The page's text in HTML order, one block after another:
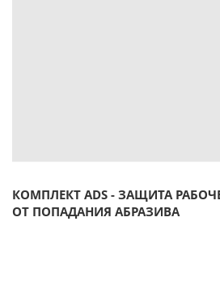
КОМПЛЕКТ ADS - ЗАЩИТА
ОТ ПОПАДАНИЯ АБРАЗИВА